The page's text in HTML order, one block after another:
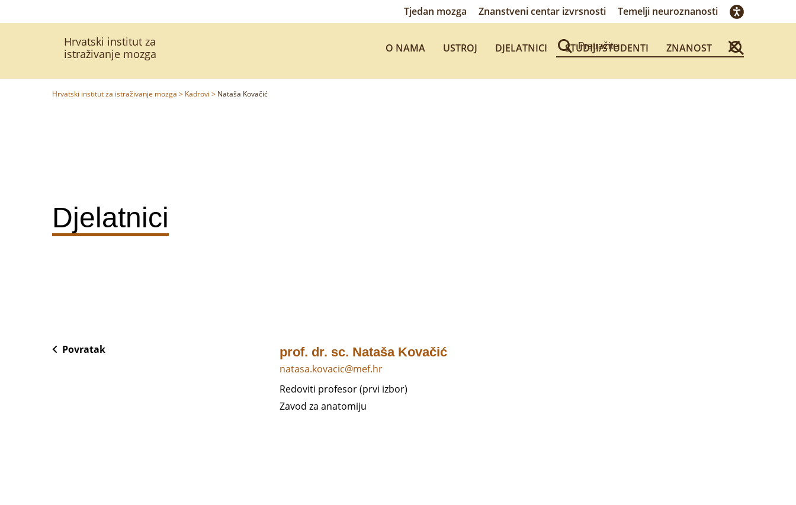
Tjedan mozga Znanstveni centar izvrsnosti Temelji neuroznanosti
Hrvatski institut za
istraživanje mozga
O NAMA USTROJ DJELATNICI STUDIJI/STUDENTI ZNANOST
Hrvatski institut za istraživanje mozga > Kadrovi > Nataša Kovačić
Djelatnici
Povratak prof. dr. sc. Nataša Kovačić
natasa.kovacic@mef.hr
Redoviti profesor (prvi izbor)
Zavod za anatomiju